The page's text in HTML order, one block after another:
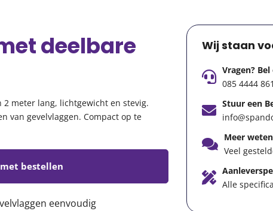
deelbare
2 meter lang, lichtgewicht en stevig.
van gevelvlaggen. Compact op te
bestellen
eenvoudig
Wij staan
Vragen? Bel
085 4444 861
Stuur een
Meer
Veel
Alle